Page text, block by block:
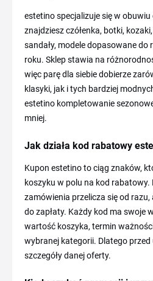
estetino specjalizuje się w
znajdziesz czółenka, botki,
sandały, modele dopasowane do
roku. Sklep stawia na
więc parę dla siebie dobierze
klasyki, jak i tych bardziej
estetino kompletowanie
mniej.
Jak działa kod rabatowy
Kupon estetino to ciąg znaków,
koszyku w polu na kod rabatowy.
zamówienia przelicza się od
do zapłaty. Każdy kod ma swoje
wartość koszyka, termin
wybranej kategorii. Dlatego
szczegóły danej oferty.